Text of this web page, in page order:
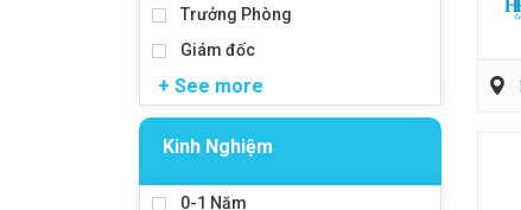
Trưởng Phòng
Giám đốc
+ See more
Kinh Nghiệm
0-1 Năm